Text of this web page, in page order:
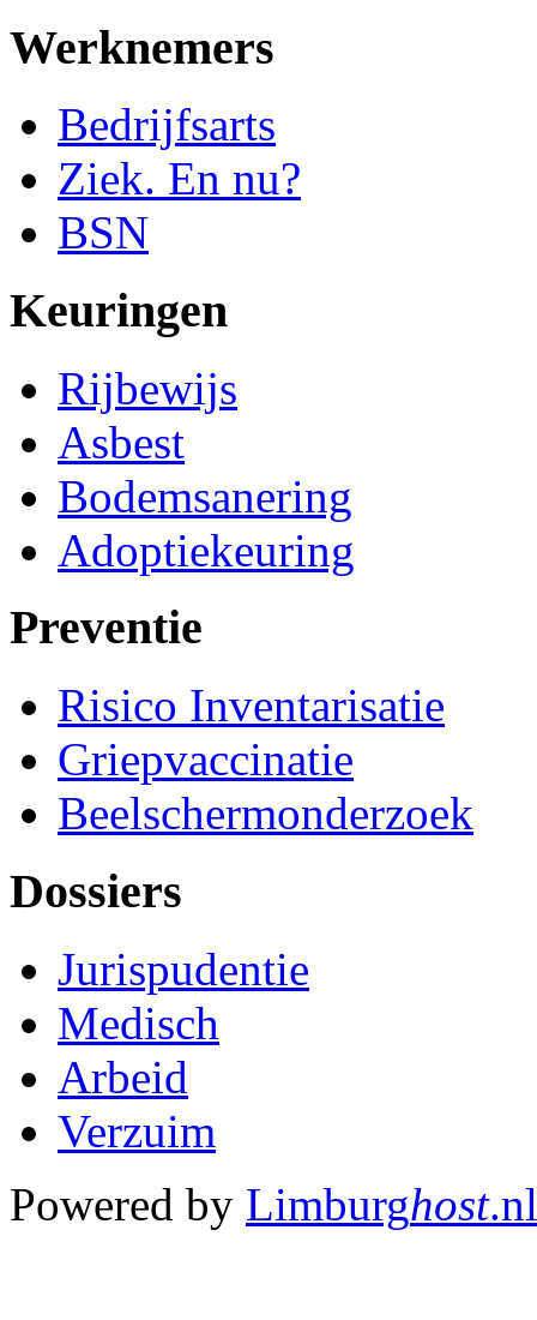
Werknemers
Bedrijfsarts
Ziek. En nu?
BSN
Keuringen
Rijbewijs
Asbest
Bodemsanering
Adoptiekeuring
Preventie
Risico Inventarisatie
Griepvaccinatie
Beelschermonderzoek
Dossiers
Jurispudentie
Medisch
Arbeid
Verzuim
Powered by Limburghost.nl